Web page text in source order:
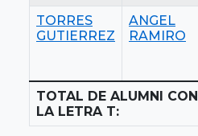
TORRES
GUTIERREZ
ANGEL
RAMIRO
TOTAL DE ALUMNI CON
LA LETRA T: